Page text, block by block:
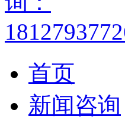
首页
新闻咨询